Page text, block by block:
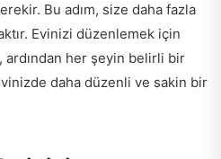
Bu adım, size daha fazla
Evinizi düzenlemek için
ardından her şeyin belirli bir
daha düzenli ve sakin bir